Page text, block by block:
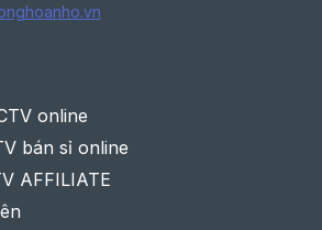
online
bán sỉ online
AFFILIATE